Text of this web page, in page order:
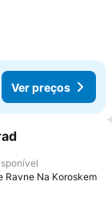
Ver preços
favoritos
Ravne Na Koroskem